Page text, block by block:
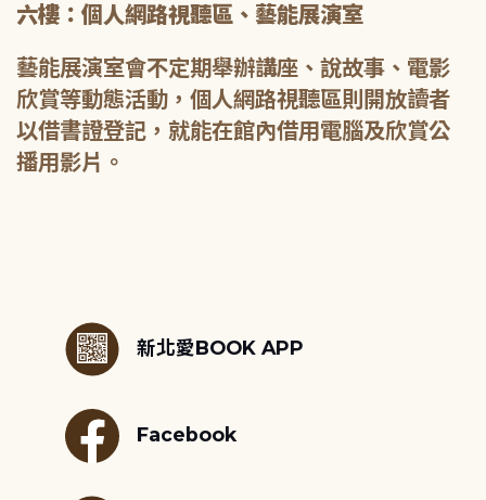
六樓：個人網路視聽區、藝能展演室
藝能展演室會不定期舉辦講座、說故事、電影
欣賞等動態活動，個人網路視聽區則開放讀者
以借書證登記，就能在館內借用電腦及欣賞公
播用影片。
新北愛BOOK APP
Facebook